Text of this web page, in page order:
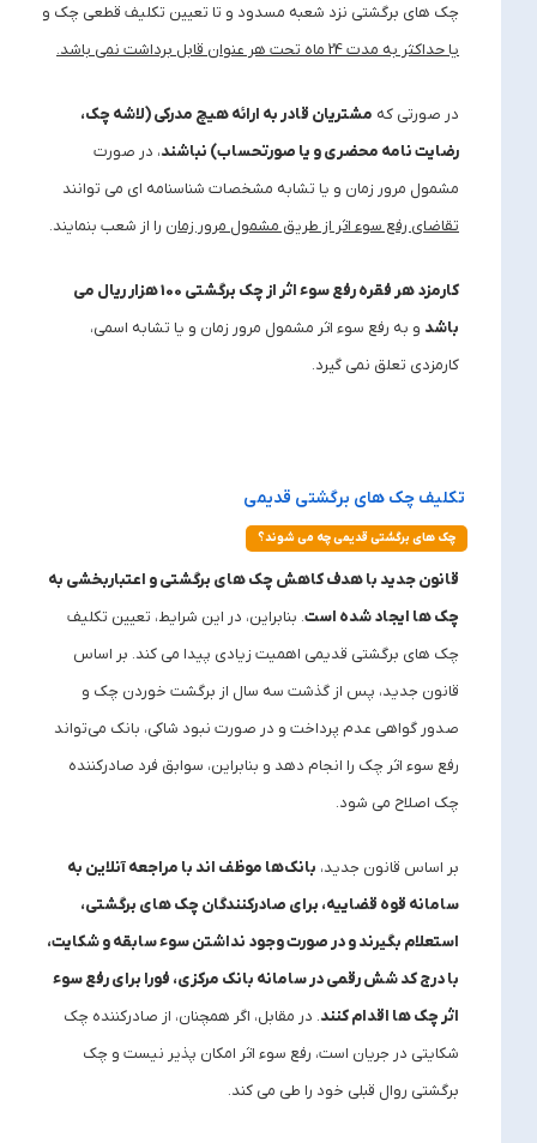
چک های برگشتی نزد شعبه مسدود و تا تعیین تکلیف قطعی چک و
یا حداکثر به مدت 24 ماه تحت هر عنوان قابل برداشت نمی باشد
.
در صورتی که مشتریان قادر به ارائه هیچ مدرکی (لاشه چک،
رضایت نامه محضری و یا صورتحساب) نباشند، در صورت
مشمول مرور زمان و یا تشابه مشخصات شناسنامه ای می توانند
تقاضای رفع سوء اثر از طریق مشمول مرور زمان را از شعب بنمایند.
کارمزد هر فقره رفع سوء اثر از چک برگشتی 100 هزار ریال می
باشد و به رفع سوء اثر مشمول مرور زمان و یا تشابه اسمی،
کارمزدی تعلق نمی گیرد.
تکلیف چک های برگشتی قدیمی
چک های برگشتی قدیمی چه می شوند؟
قانون جدید با هدف کاهش چک ‌های برگشتی و اعتباربخشی به
چک ‌ها ایجاد شده است. بنابراین، در این شرایط، تعیین تکلیف
چک ‌های برگشتی قدیمی اهمیت زیادی پیدا می‌ کند. بر اساس
قانون جدید، پس از گذشت سه سال از برگشت خوردن چک و
صدور گواهی عدم پرداخت و در صورت نبود شاکی، بانک می‌تواند
رفع سوء اثر چک را انجام دهد و بنابراین، سوابق فرد صادرکننده
چک اصلاح می‌ شود.
بر اساس قانون جدید، بانک‌ها موظف ‌اند با مراجعه آنلاین به
سامانه قوه قضاییه، برای صادرکنندگان چک‌ های برگشتی،
استعلام بگیرند و در صورت وجود نداشتن سوء سابقه و شکایت،
با درج کد شش‌ رقمی در سامانه بانک مرکزی، فورا برای رفع سوء
اثر چک ‌ها اقدام کنند. در مقابل، اگر همچنان، از صادرکننده چک
شکایتی در جریان است، رفع سوء اثر امکان ‌پذیر نیست و چک
برگشتی روال قبلی خود را طی می ‌کند.